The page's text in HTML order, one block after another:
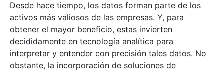
Desde hace tiempo, los datos forman parte de los
activos más valiosos de las empresas. Y, para
obtener el mayor beneficio, estas invierten
decididamente en tecnología analítica para
interpretar y entender con precisión tales datos. No
obstante, la incorporación de soluciones de